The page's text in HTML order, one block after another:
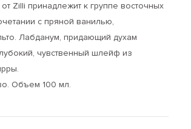
Zilli принадлежит к группе восточных
с пряной ванилью,
Лабданум, придающий духам
чувственный шлейф из
Объем 100 мл.